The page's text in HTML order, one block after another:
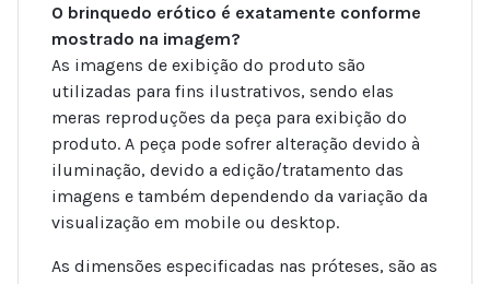
O brinquedo erótico é exatamente conforme
mostrado na imagem?
As imagens de exibição do produto são
utilizadas para fins ilustrativos, sendo elas
meras reproduções da peça para exibição do
produto. A peça pode sofrer alteração devido à
iluminação, devido a edição/tratamento das
imagens e também dependendo da variação da
visualização em mobile ou desktop.
As dimensões especificadas nas próteses, são as